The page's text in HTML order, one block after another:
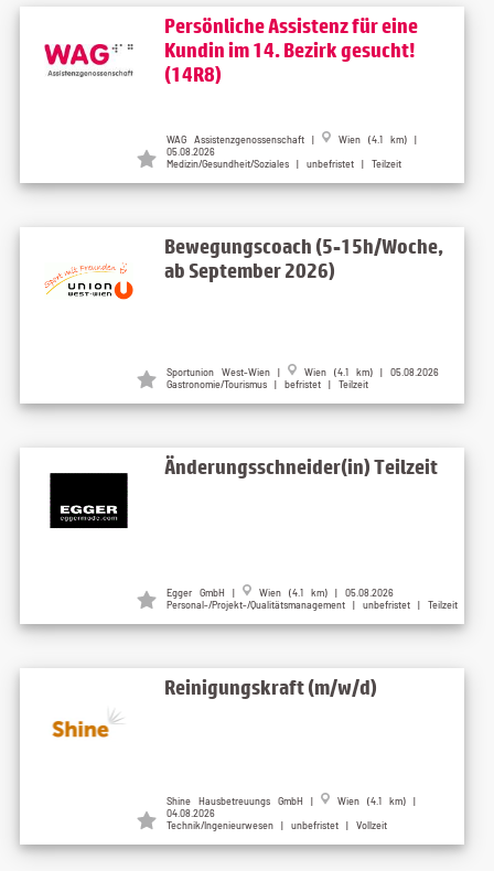
Persönliche Assistenz für eine
Kundin im 14. Bezirk gesucht!
(14R8)
WAG Assistenzgenossenschaft |
Wien (4.1 km) |
05.08.2026
Medizin/Gesundheit/Soziales | unbefristet | Teilzeit
Bewegungscoach (5-15h/Woche,
ab September 2026)
Sportunion West-Wien |
Wien (4.1 km) | 05.08.2026
Gastronomie/Tourismus | befristet | Teilzeit
Änderungsschneider(in) Teilzeit
Egger GmbH |
Wien (4.1 km) | 05.08.2026
Personal-/Projekt-/Qualitätsmanagement | unbefristet | Teilzeit
Reinigungskraft (m/w/d)
Shine Hausbetreuungs GmbH |
Wien (4.1 km) |
04.08.2026
Technik/Ingenieurwesen | unbefristet | Vollzeit